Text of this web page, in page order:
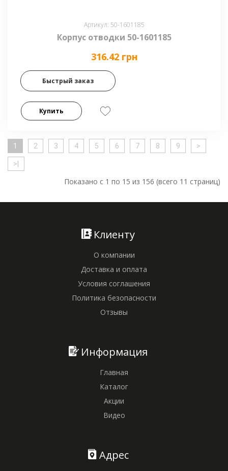
Артикул: 50-1601185
Корпус отводки 50-1601185
316.42 грн
Быстрый заказ
Купить
1 2 3 4 5 6 7 8 9 >
>|
Показано с 1 по 15 из 156 (всего 11 страниц)
Клиенту
О компании
Доставка и оплата
Условия соглашения
Политика безопасности
Отзывы
Информация
Главная
Каталог
Акции
Видео
Адрес